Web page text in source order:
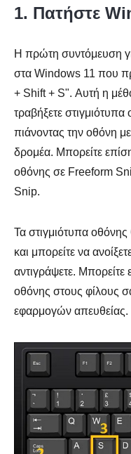
1. Πατήστε
Η πρώτη συντόμευση
στα Windows 11 που
+ Shift + S". Αυτή η
τραβήξετε
πιάνοντας την οθόνη
δρομέα. Μπορείτε
οθόνης σε Freeform
Snip.
Τα στιγμιότυπα
και μπορείτε να
αντιγράψετε. Μπορείτε
οθόνης στους φίλους
εφαρμογών απευθείας.